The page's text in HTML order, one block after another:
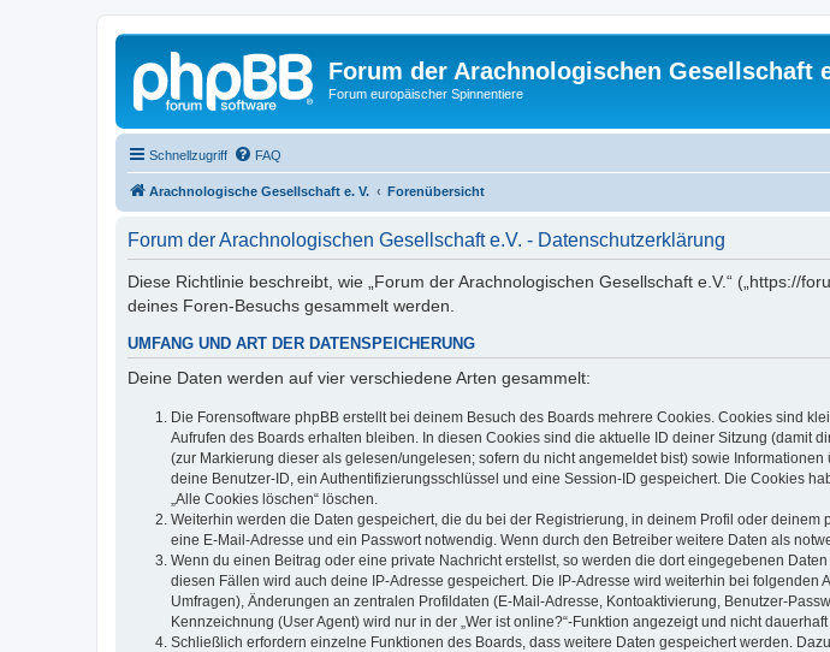
Forum der Arachnologischen Gesellschaft
Forum europäischer Spinnentiere
Schnellzugriff FAQ
Arachnologische Gesellschaft e. V. Forenübersicht
Forum der Arachnologischen Gesellschaft e.V. - Datenschutzerklärung
Diese Richtlinie beschreibt, wie „Forum der Arachnologischen Gesellschaft e.V.“ („https://
deines Foren-Besuchs gesammelt werden.
UMFANG UND ART DER DATENSPEICHERUNG
Deine Daten werden auf vier verschiedene Arten gesammelt:
Die Forensoftware phpBB erstellt bei deinem Besuch des Boards mehrere Cookies. Cookies sind
Aufrufen des Boards erhalten bleiben. In diesen Cookies sind die aktuelle ID deiner Sitzung
(zur Markierung dieser als gelesen/ungelesen; sofern du nicht angemeldet bist) sowie
deine Benutzer-ID, ein Authentifizierungsschlüssel und eine Session-ID gespeichert. Die Cookies
„Alle Cookies löschen“ löschen.
Weiterhin werden die Daten gespeichert, die du bei der Registrierung, in deinem Profil oder
eine E-Mail-Adresse und ein Passwort notwendig. Wenn durch den Betreiber weitere Daten als
Wenn du einen Beitrag oder eine private Nachricht erstellst, so werden die dort eingegebenen
diesen Fällen wird auch deine IP-Adresse gespeichert. Die IP-Adresse wird weiterhin bei
Umfragen), Änderungen an zentralen Profildaten (E-Mail-Adresse, Kontoaktivierung, Benutzer-
Kennzeichnung (User Agent) wird nur in der „Wer ist online?“-Funktion angezeigt und nicht dauerhaft
Schließlich erfordern einzelne Funktionen des Boards, dass weitere Daten gespeichert werden.